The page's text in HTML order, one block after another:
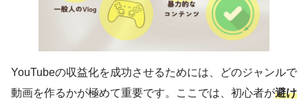
YouTubeの収益化を成功させるためには、どのジャンルで
動画を作るかが極めて重要です。ここでは、初心者が避け